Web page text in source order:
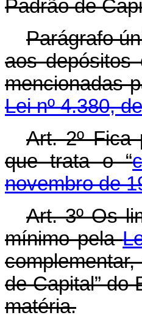
Padrão de
Parágrafo
aos depósitos
mencionadas
Lei nº 4.380,
Art. 2º Fica
que trata o “
novembro de
Art. 3º Os
mínimo pela
de Capital” do
matéria.